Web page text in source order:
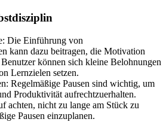
Die Einführung von
kann dazu beitragen, die Motivation
können sich kleine Belohnungen
Lernzielen setzen.
Regelmäßige Pausen sind wichtig, um
Produktivität aufrechtzuerhalten.
achten, nicht zu lange am Stück zu
Pausen einzuplanen.